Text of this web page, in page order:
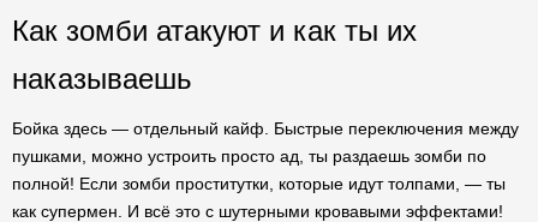
Как зомби атакуют и как ты их
наказываешь
Бойка здесь — отдельный кайф. Быстрые переключения между
пушками, можно устроить просто ад, ты раздаешь зомби по
полной! Если зомби проститутки, которые идут толпами, — ты
как супермен. И всё это с шутерными кровавыми эффектами!